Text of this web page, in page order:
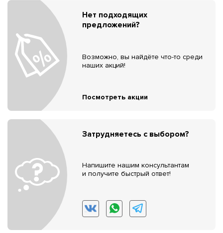
Нет подходящих
предложений?
Возможно, вы найдёте что-то среди
наших акций!
Посмотреть акции
Затрудняетесь с выбором?
Напишите нашим консультантам
и получите быстрый ответ!